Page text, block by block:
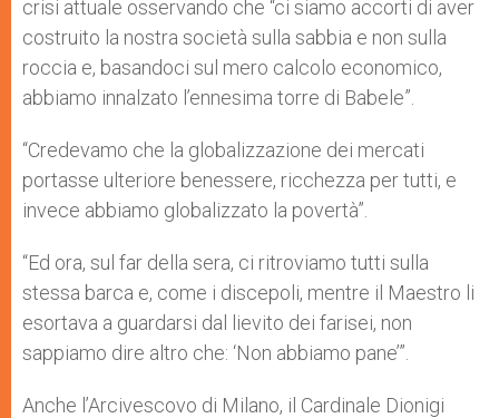
crisi attuale osservando che “ci siamo accorti di aver
costruito la nostra società sulla sabbia e non sulla
roccia e, basandoci sul mero calcolo economico,
abbiamo innalzato l’ennesima torre di Babele”.
“Credevamo che la globalizzazione dei mercati
portasse ulteriore benessere, ricchezza per tutti, e
invece abbiamo globalizzato la povertà”.
“Ed ora, sul far della sera, ci ritroviamo tutti sulla
stessa barca e, come i discepoli, mentre il Maestro li
esortava a guardarsi dal lievito dei farisei, non
sappiamo dire altro che: ‘Non abbiamo pane’”.
Anche l’Arcivescovo di Milano, il Cardinale Dionigi